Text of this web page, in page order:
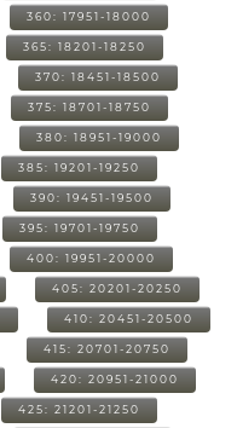
360: 17951-18000
365: 18201-18250
370: 18451-18500
375: 18701-18750
380: 18951-19000
385: 19201-19250
390: 19451-19500
395: 19701-19750
400: 19951-20000
405: 20201-20250
410: 20451-20500
415: 20701-20750
420: 20951-21000
425: 21201-21250